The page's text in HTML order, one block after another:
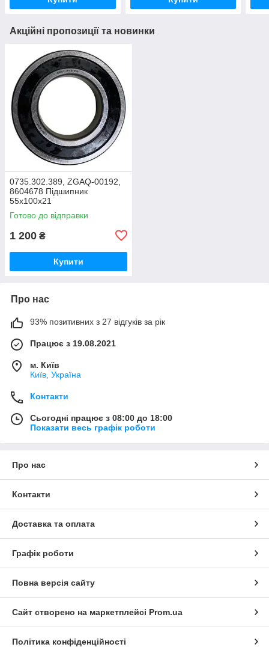
Акційні пропозиції та новинки
0735.302.389, ZGAQ-00192,
8604678 Підшипник
55х100х21
Готово до відправки
1 200 ₴
Купити
Про нас
93% позитивних з 27 відгуків за рік
Працює з 19.08.2021
м. Київ
Київ, Україна
Контакти
Сьогодні працює з 08:00 до 18:00
Показати весь графік роботи
Про нас
Контакти
Доставка та оплата
Графік роботи
Повна версія сайту
Сайт створено на маркетплейсі Prom.ua
Політика конфіденційності